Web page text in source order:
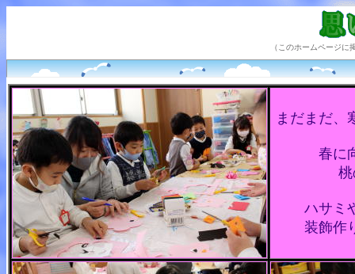
（このホームページ
まだまだ、
春に
ハサミ
装飾作